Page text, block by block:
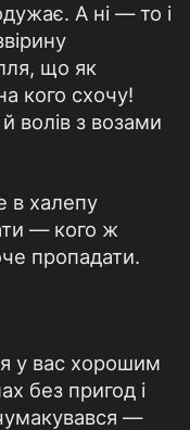
А ні — то і
що як
кого схочу!
волів з возами
в халепу
— кого ж
пропадати.
у вас хорошим
без пригод і
—